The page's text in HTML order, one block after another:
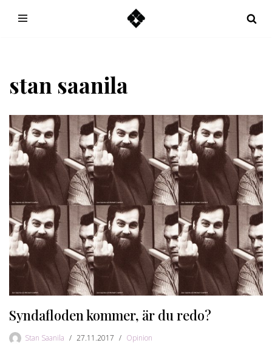
stan saanila
Syndafloden kommer, är du redo?
Stan Saanila 27.11.2017 Opinion